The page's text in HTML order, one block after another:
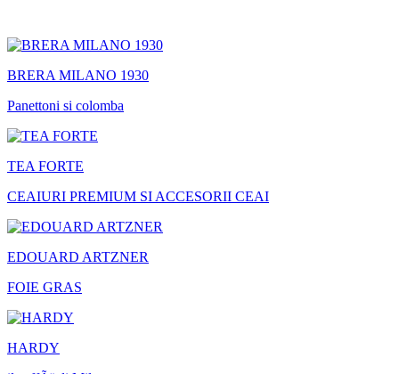
BRERA MILANO 1930
Panettoni si colomba
TEA FORTE
CEAIURI PREMIUM SI ACCESORII CEAI
EDOUARD ARTZNER
FOIE GRAS
HARDY